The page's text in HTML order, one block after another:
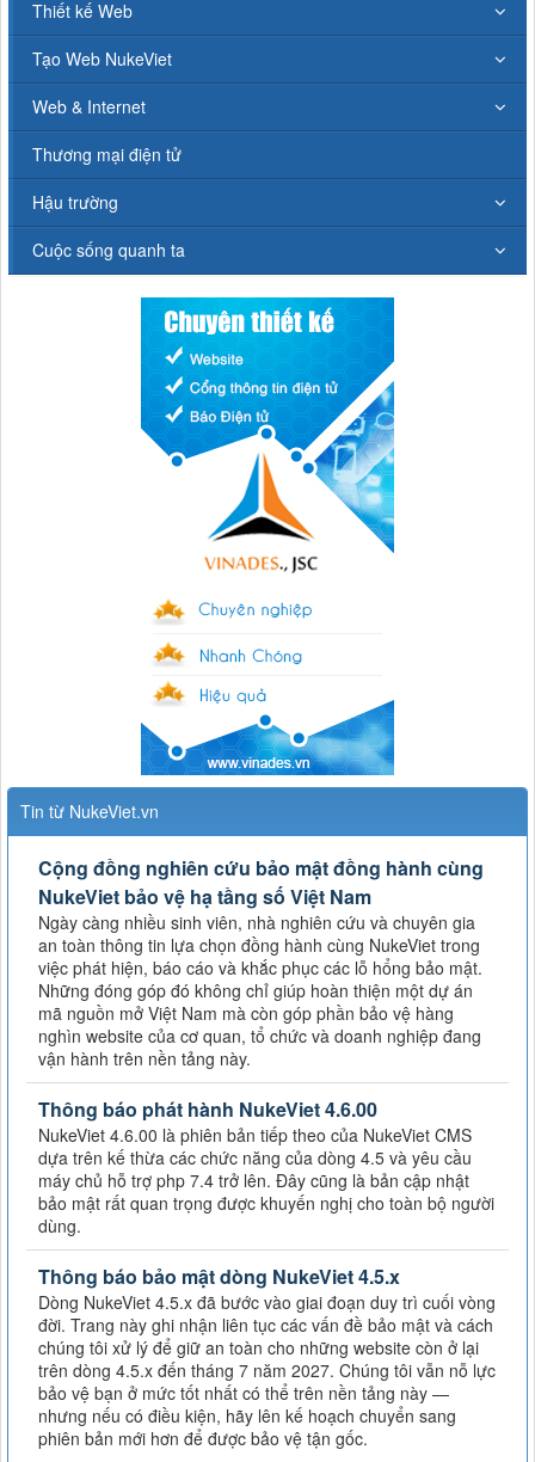
Thiết kế Web
Tạo Web NukeViet
Web & Internet
Thương mại điện tử
Hậu trường
Cuộc sống quanh ta
Tin từ NukeViet.vn
Cộng đồng nghiên cứu bảo mật đồng hành cùng
NukeViet bảo vệ hạ tầng số Việt Nam
Ngày càng nhiều sinh viên, nhà nghiên cứu và chuyên gia
an toàn thông tin lựa chọn đồng hành cùng NukeViet trong
việc phát hiện, báo cáo và khắc phục các lỗ hổng bảo mật.
Những đóng góp đó không chỉ giúp hoàn thiện một dự án
mã nguồn mở Việt Nam mà còn góp phần bảo vệ hàng
nghìn website của cơ quan, tổ chức và doanh nghiệp đang
vận hành trên nền tảng này.
Thông báo phát hành NukeViet 4.6.00
NukeViet 4.6.00 là phiên bản tiếp theo của NukeViet CMS
dựa trên kế thừa các chức năng của dòng 4.5 và yêu cầu
máy chủ hỗ trợ php 7.4 trở lên. Đây cũng là bản cập nhật
bảo mật rất quan trọng được khuyến nghị cho toàn bộ người
dùng.
Thông báo bảo mật dòng NukeViet 4.5.x
Dòng NukeViet 4.5.x đã bước vào giai đoạn duy trì cuối vòng
đời. Trang này ghi nhận liên tục các vấn đề bảo mật và cách
chúng tôi xử lý để giữ an toàn cho những website còn ở lại
trên dòng 4.5.x đến tháng 7 năm 2027. Chúng tôi vẫn nỗ lực
bảo vệ bạn ở mức tốt nhất có thể trên nền tảng này —
nhưng nếu có điều kiện, hãy lên kế hoạch chuyển sang
phiên bản mới hơn để được bảo vệ tận gốc.